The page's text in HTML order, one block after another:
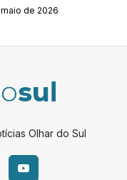
de 2026
Olhar do Sul